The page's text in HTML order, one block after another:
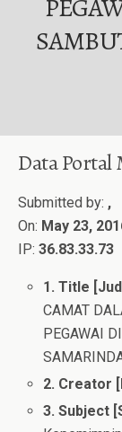
Data Portal
Submitted by: ,
On: May 23,
IP: 36.83.33.73
1. Title
CAMAT
PEGAWAI
2. Creator
3. Subject